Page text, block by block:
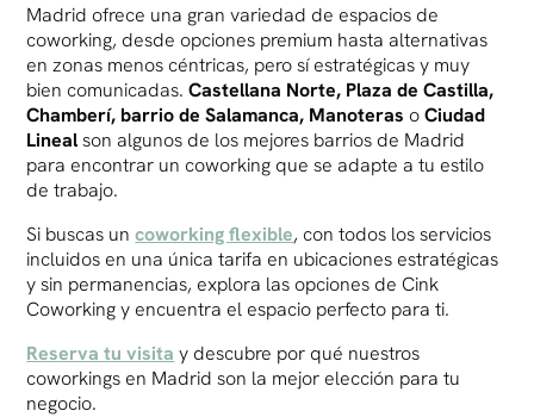
Madrid ofrece una gran variedad de espacios de
coworking, desde opciones premium hasta alternativas
en zonas menos céntricas, pero sí estratégicas y muy
bien comunicadas.Castellana Norte, Plaza de Castilla,
Chamberí, barrio de Salamanca, Manoteras oCiudad
Linealson algunos de los mejores barrios de Madrid
para encontrar un coworking que se adapte a tu estilo
de trabajo.
Si buscas un coworking flexible, con todos los servicios
incluidos en una única tarifa en ubicaciones estratégicas
y sin permanencias, explora las opciones de Cink
Coworking y encuentra el espacio perfecto para ti.
Reserva tu visita y descubre por qué nuestros
coworkings en Madrid son la mejor elección para tu
negocio.